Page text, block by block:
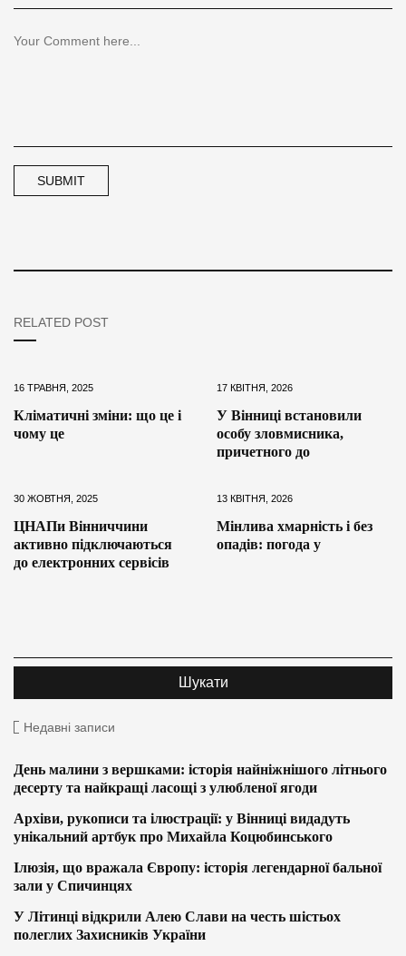
RELATED POST
16 ТРАВНЯ, 2025
Кліматичні зміни: що це і
чому це
17 КВІТНЯ, 2026
У Вінниці встановили
особу зловмисника,
причетного до
30 ЖОВТНЯ, 2025
ЦНАПи Вінниччини
активно підключаються
до електронних сервісів
13 КВІТНЯ, 2026
Мінлива хмарність і без
опадів: погода у
Недавні записи
День малини з вершками: історія найніжнішого літнього
десерту та найкращі ласощі з улюбленої ягоди
Архіви, рукописи та ілюстрації: у Вінниці видадуть
унікальний артбук про Михайла Коцюбинського
Ілюзія, що вражала Європу: історія легендарної бальної
зали у Спичинцях
У Літинці відкрили Алею Слави на честь шістьох
полеглих Захисників України